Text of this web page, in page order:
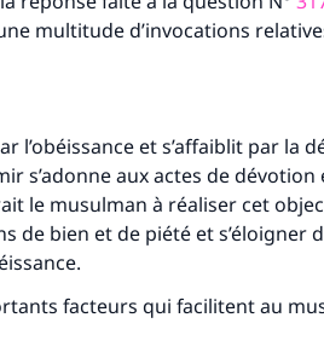
une multitude d’invocations
l’obéissance et s’affaiblit par la
s’adonne aux actes de
le musulman à réaliser cet
de bien et de piété et
facteurs qui facilitent au